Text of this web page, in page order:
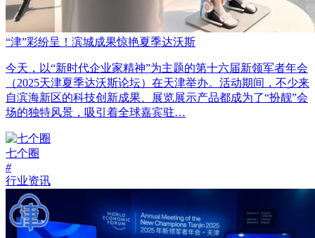
“津”彩纷呈！滨城成果惊艳夏季达沃斯
今天，以“新时代企业家精神”为主题的第十六届新领军者年会
（2025天津夏季达沃斯论坛）在天津举办。活动期间，不少来
自滨海新区的科技创新成果、展览展示产品都成为了“扮靓”会
场的独特风景，吸引着全球嘉宾驻…
七个圈
#
行业资讯